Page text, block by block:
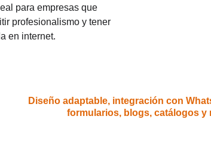
para empresas que
profesionalismo y tener
en internet.
Diseño adaptable, integración con
formularios, blogs, catálogos y